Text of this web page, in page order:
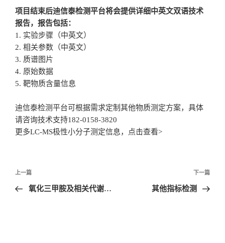
项目结束后迪信泰检测平台将会提供详细中英文双语技术
报告，报告包括：
1. 实验步骤（中英文）
2. 相关参数（中英文）
3. 质谱图片
4. 原始数据
5. 靶物质含量信息
迪信泰检测平台可根据需求定制其他物质测定方案，具体
请咨询技术支持182-0158-3820
更多LC-MS极性小分子测定信息，点击查看>
文
章
上一篇
氧化三甲胺及相关代谢物检测
下一篇
其他指标检测